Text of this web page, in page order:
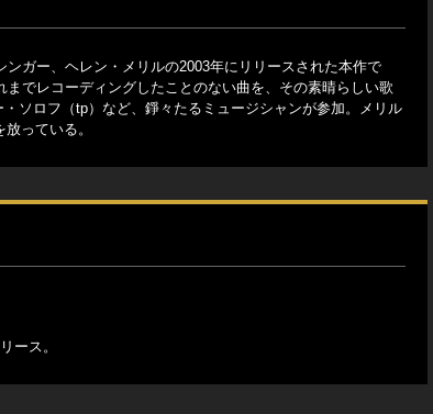
ガー、ヘレン・メリルの2003年にリリースされた本作で
でレコーディングしたことのない曲を、その素晴らしい歌
ソロフ（tp）など、錚々たるミュージシャンが参加。メリル
っている。
ース。